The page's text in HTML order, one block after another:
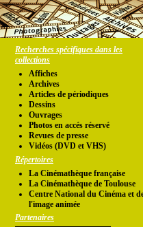
Recherches spécifiques dans les
collections
Affiches
Archives
Articles de périodiques
Dessins
Ouvrages
Photos en accés réservé
Revues de presse
Vidéos (DVD et VHS)
Répertoires
La Cinémathèque française
La Cinémathèque de Toulouse
Centre National du Cinéma et
l'image animée
Partenaires